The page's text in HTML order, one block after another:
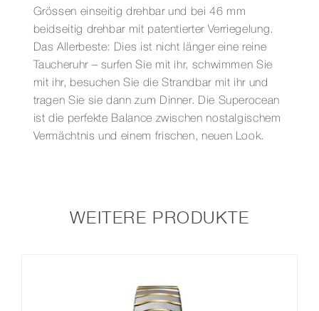
Grössen einseitig drehbar und bei 46 mm
beidseitig drehbar mit patentierter Verriegelung.
Das Allerbeste: Dies ist nicht länger eine reine
Taucheruhr – surfen Sie mit ihr, schwimmen Sie
mit ihr, besuchen Sie die Strandbar mit ihr und
tragen Sie sie dann zum Dinner. Die Superocean
ist die perfekte Balance zwischen nostalgischem
Vermächtnis und einem frischen, neuen Look.
WEITERE PRODUKTE